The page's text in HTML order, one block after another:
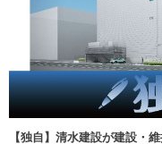
【独自】清水建設が建設・